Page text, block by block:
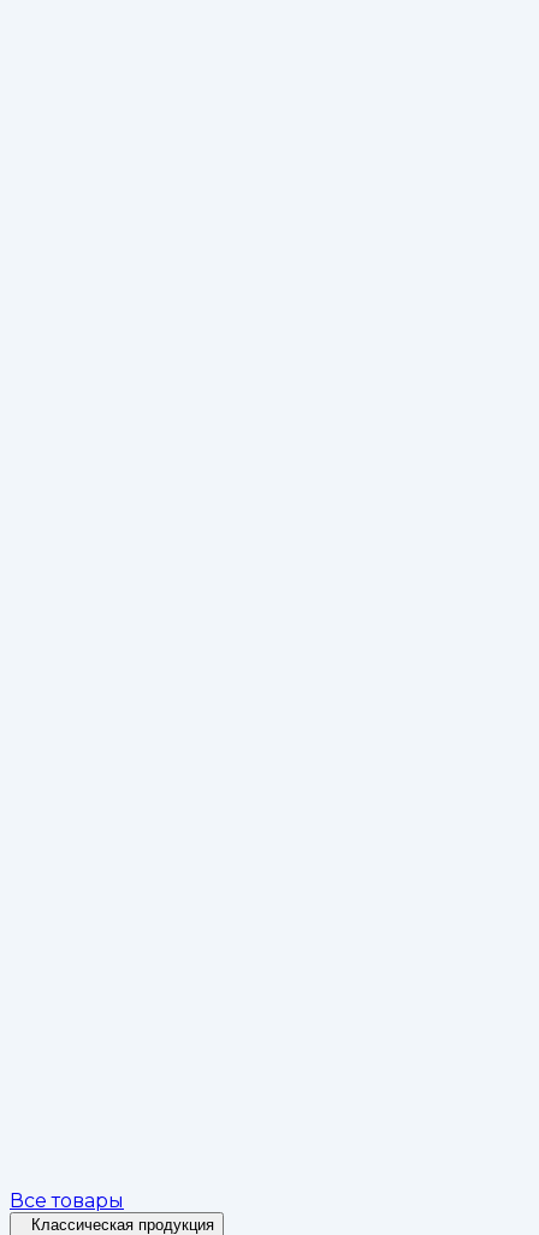
Все товары
Классическая продукция